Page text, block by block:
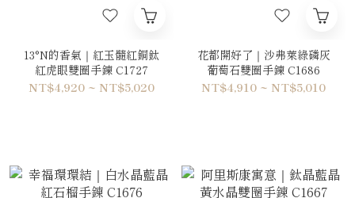
13°N的香氣｜紅玉髓紅銅鈦
紅虎眼雙圈手鍊 C1727
NT$4,920 ~ NT$5,020
花都開好了｜沙弗萊綠磷灰
葡萄石雙圈手鍊 C1686
NT$4,910 ~ NT$5,010